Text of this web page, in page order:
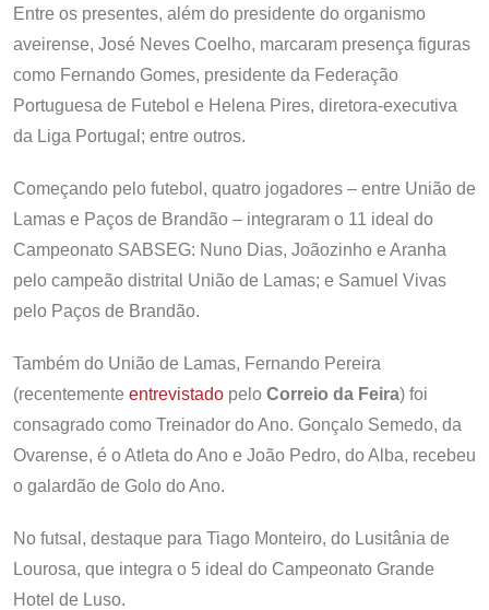
Entre os presentes, além do presidente do organismo
aveirense, José Neves Coelho, marcaram presença figuras
como Fernando Gomes, presidente da Federação
Portuguesa de Futebol e Helena Pires, diretora-executiva
da Liga Portugal; entre outros.
Começando pelo futebol, quatro jogadores – entre União de
Lamas e Paços de Brandão – integraram o 11 ideal do
Campeonato SABSEG: Nuno Dias, Joãozinho e Aranha
pelo campeão distrital União de Lamas; e Samuel Vivas
pelo Paços de Brandão.
Também do União de Lamas, Fernando Pereira
(recentemente entrevistado pelo Correio da Feira) foi
consagrado como Treinador do Ano. Gonçalo Semedo, da
Ovarense, é o Atleta do Ano e João Pedro, do Alba, recebeu
o galardão de Golo do Ano.
No futsal, destaque para Tiago Monteiro, do Lusitânia de
Lourosa, que integra o 5 ideal do Campeonato Grande
Hotel de Luso.